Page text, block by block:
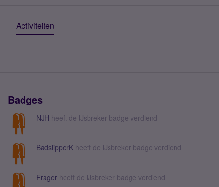
Activiteiten
Badges
NJH heeft de IJsbreker badge verdiend
BadslipperK heeft de IJsbreker badge verdiend
Frager heeft de IJsbreker badge verdiend